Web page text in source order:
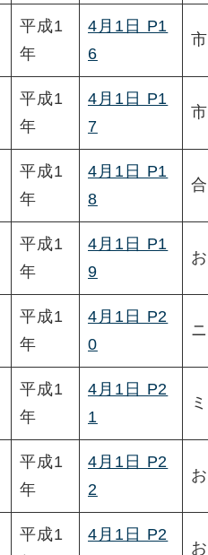
平成1
年
4月1日 P1
6
平成1
年
4月1日 P1
7
平成1
年
4月1日 P1
8
平成1
年
4月1日 P1
9
平成1
年
4月1日 P2
0
平成1
年
4月1日 P2
1
平成1
年
4月1日 P2
2
平成1
4月1日 P2